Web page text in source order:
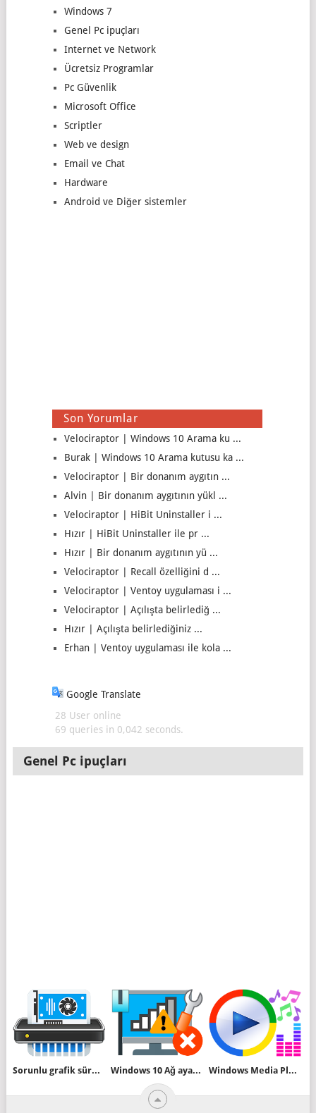
Windows 7
Genel Pc ipuçları
Internet ve Network
Ücretsiz Programlar
Pc Güvenlik
Microsoft Office
Scriptler
Web ve design
Email ve Chat
Hardware
Android ve Diğer sistemler
Son Yorumlar
Velociraptor | Windows 10 Arama ku ...
Burak | Windows 10 Arama kutusu ka ...
Velociraptor | Bir donanım aygıtın ...
Alvin | Bir donanım aygıtının yükl ...
Velociraptor | HiBit Uninstaller i ...
Hızır | HiBit Uninstaller ile pr ...
Hızır | Bir donanım aygıtının yü ...
Velociraptor | Recall özelliğini d ...
Velociraptor | Ventoy uygulaması i ...
Velociraptor | Açılışta belirlediğ ...
Hızır | Açılışta belirlediğiniz ...
Erhan | Ventoy uygulaması ile kola ...
Google Translate
28 User online
69 queries in 0,042 seconds.
Genel Pc ipuçları
Sorunlu grafik sürücüsü nasıl kaldırılır Windows 10 Ağ ayarları nasıl sıfırlanır Windows Media Player'a kısayol tuşları ekleyelim